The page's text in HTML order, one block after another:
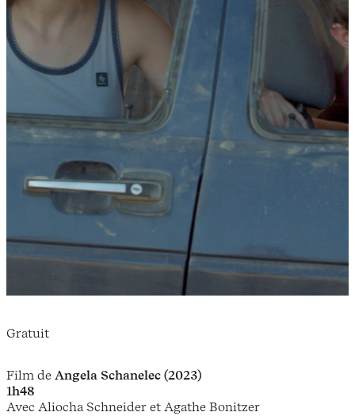
Gratuit
Film de Angela Schanelec (2023)
1h48
Avec Aliocha Schneider et Agathe Bonitzer